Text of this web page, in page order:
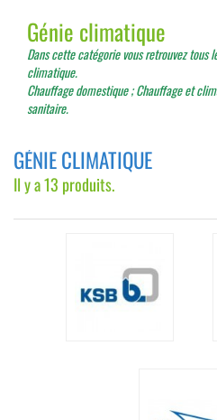
Génie climatique
Dans cette catégorie vous retrouvez tous
climatique.
Chauffage domestique ; Chauffage et
sanitaire.
GÉNIE CLIMATIQUE
Il y a 13 produits.